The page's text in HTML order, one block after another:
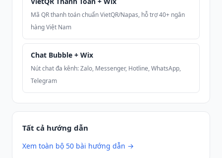
Mã QR thanh toán chuẩn VietQR/Napas, hỗ trợ 40+ ngân
hàng Việt Nam
Chat Bubble + Wix
Nút chat đa kênh: Zalo, Messenger, Hotline, WhatsApp,
Telegram
Tất cả hướng dẫn
Xem toàn bộ 50 bài hướng dẫn →